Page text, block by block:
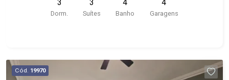
Próximo ao Arena Beach, Lodz Lounge Drink,
Cenourão
3
Dorm.
3
Suítes
4
Banho
4
Garagens
Cód. 19970